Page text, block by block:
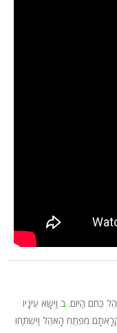
כְּחֹם הַיּוֹם. ב וַיִּשָּׂא עֵינָיו
מִפֶּתַח הָאֹהֶל וַיִּשְׁתַּחוּ